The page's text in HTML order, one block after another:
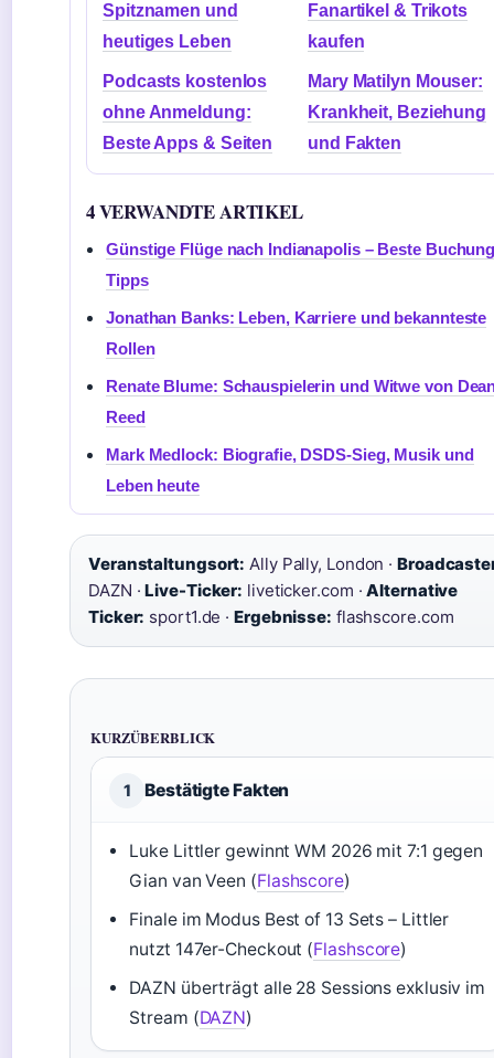
Spitznamen und
heutiges Leben
Fanartikel & Trikots
kaufen
Podcasts kostenlos
ohne Anmeldung:
Beste Apps & Seiten
Mary Matilyn Mouser:
Krankheit, Beziehung
und Fakten
4 VERWANDTE ARTIKEL
Günstige Flüge nach Indianapolis – Beste
Tipps
Jonathan Banks: Leben, Karriere und bekannteste
Rollen
Renate Blume: Schauspielerin und Witwe von
Reed
Mark Medlock: Biografie, DSDS-Sieg, Musik und
Leben heute
Veranstaltungsort: Ally Pally, London ·
DAZN ·Live-Ticker: liveticker.com ·Alternative
Ticker: sport1.de ·Ergebnisse: flashscore.com
KURZÜBERBLICK
1 Bestätigte Fakten
Luke Littler gewinnt WM 2026 mit 7:1 gegen
Gian van Veen (Flashscore)
Finale im Modus Best of 13 Sets – Littler
nutzt 147er-Checkout (Flashscore)
DAZN überträgt alle 28 Sessions exklusiv im
Stream (DAZN)